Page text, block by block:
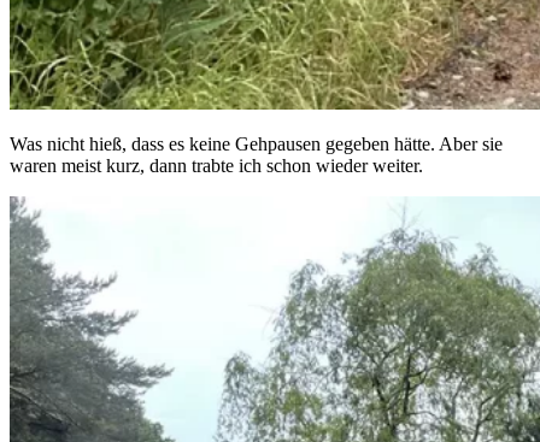
Was nicht hieß, dass es keine Gehpausen gegeben hätte. Aber sie
waren meist kurz, dann trabte ich schon wieder weiter.